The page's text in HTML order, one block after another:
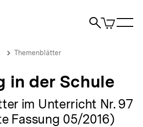
Suche
Artikel
im
Themenblätter
in der Schule
im Unterricht Nr. 97
Fassung 05/2016)